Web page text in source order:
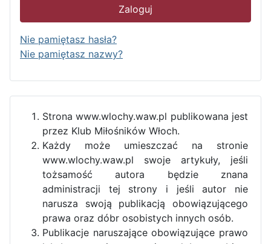
Zaloguj
Nie pamiętasz hasła?
Nie pamiętasz nazwy?
Strona www.wlochy.waw.pl publikowana jest
przez Klub Miłośników Włoch.
Każdy może umieszczać na stronie
www.wlochy.waw.pl swoje artykuły, jeśli
tożsamość autora będzie znana
administracji tej strony i jeśli autor nie
narusza swoją publikacją obowiązującego
prawa oraz dóbr osobistych innych osób.
Publikacje naruszające obowiązujące prawo